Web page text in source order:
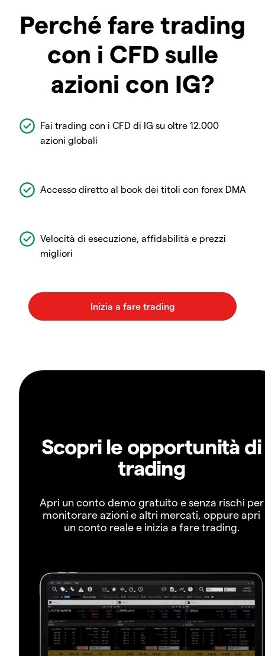
Perché fare trading
con i CFD sulle
azioni con IG?
Fai trading con i CFD di IG su oltre 12.000
azioni globali
Accesso diretto al book dei titoli con forex DMA
Velocità di esecuzione, affidabilità e prezzi
migliori
Scopri le opportunità di
trading
Apri un conto demo gratuito e senza rischi per
monitorare azioni e altri mercati, oppure apri
un conto reale e inizia a fare trading.